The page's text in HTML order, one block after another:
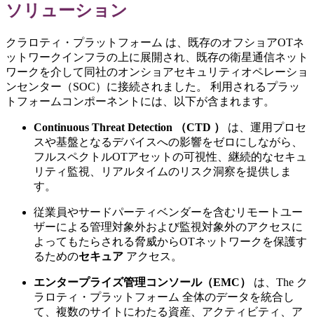
ソリューション
クラロティ・プラットフォーム は、既存のオフショアOTネ
ットワークインフラの上に展開され、既存の衛星通信ネット
ワークを介して同社のオンショアセキュリティオペレーショ
ンセンター（SOC）に接続されました。 利用されるプラッ
トフォームコンポーネントには、以下が含まれます。
Continuous Threat Detection （CTD ）
は、運用プロセ
スや基盤となるデバイスへの影響をゼロにしながら、
フルスペクトルOTアセットの可視性、継続的なセキュ
リティ監視、リアルタイムのリスク洞察を提供しま
す。
従業員やサードパーティベンダーを含むリモートユー
ザーによる管理対象外および監視対象外のアクセスに
よってもたらされる脅威からOTネットワークを保護す
るためのセキュア アクセス。
エンタープライズ管理コンソール（EMC）
は、The ク
ラロティ・プラットフォーム 全体のデータを統合し
て、複数のサイトにわたる資産、アクティビティ、ア